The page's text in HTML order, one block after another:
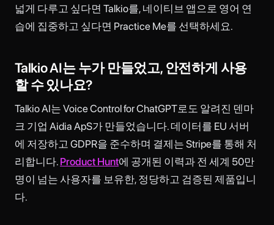
넓게 다루고 싶다면 Talkio를, 네이티브 앱으로 영어 연
습에 집중하고 싶다면 Practice Me를 선택하세요.
Talkio AI는 누가 만들었고, 안전하게 사용
할 수 있나요?
Talkio AI는 Voice Control for ChatGPT로도 알려진 덴마
크 기업 Aidia ApS가 만들었습니다. 데이터를 EU 서버
에 저장하고 GDPR을 준수하며 결제는 Stripe를 통해 처
리합니다. Product Hunt에 공개된 이력과 전 세계 50만
명이 넘는 사용자를 보유한, 정당하고 검증된 제품입니
다.